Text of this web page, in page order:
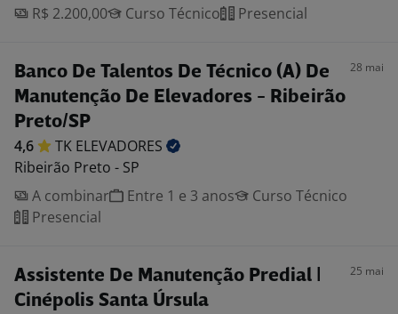
R$ 2.200,00
Curso Técnico Presencial
Banco De Talentos De Técnico (A) De
Manutenção De Elevadores - Ribeirão
Preto/SP
28 mai
4,6 TK ELEVADORES
Ribeirão Preto - SP
A combinar
Entre 1 e 3 anos
Curso Técnico
Presencial
Assistente De Manutenção Predial |
Cinépolis Santa Úrsula
25 mai